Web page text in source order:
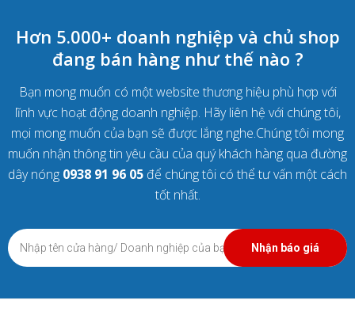
Hơn 5.000+ doanh nghiệp và chủ shop
đang bán hàng như thế nào ?
Bạn mong muốn có một website thương hiệu phù hợp với
lĩnh vực hoạt động doanh nghiệp. Hãy liên hệ với chúng tôi,
mọi mong muốn của bạn sẽ được lắng nghe.Chúng tôi mong
muốn nhận thông tin yêu cầu của quý khách hàng qua đường
dây nóng 0938 91 96 05 để chúng tôi có thể tư vấn một cách
tốt nhất.
Nhận báo giá